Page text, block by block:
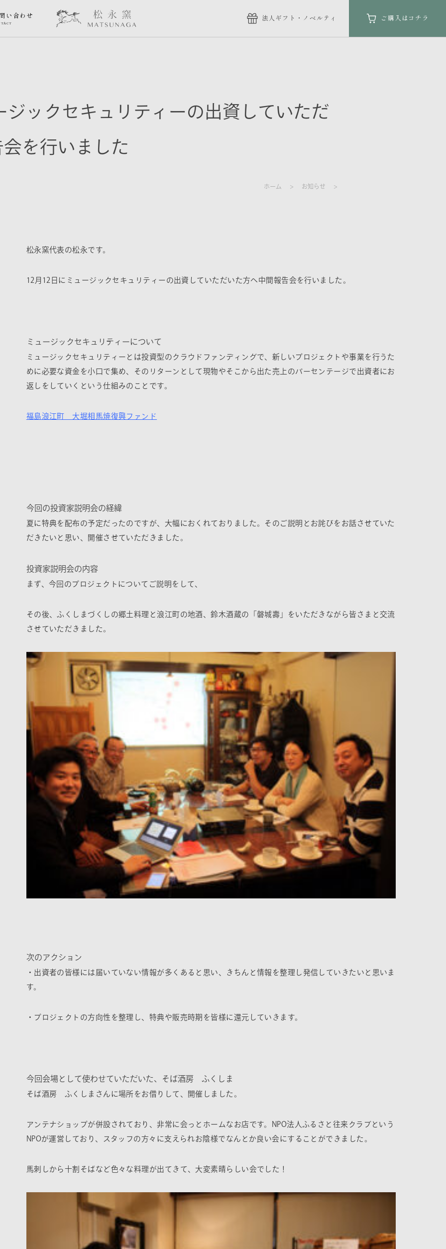
い合わせ 法人ギフト ・ノベルティ ご購入はコチラ
ジックセキュリティーの出資していただ
を行いました
ホーム お知らせ
松永窯代表の松永です。
12月12日にミュージックセキュリティーの出資していただいた方へ中間報告会を行いました。
ミュージックセキュリティーについて
ミュージックセキュリティーとは投資型のクラウドファンディングで、新しいプロジェクトや事業を行うた
めに必要な資金を小口で集め、そのリターンとして現物やそこから出た売上のパーセンテージで出資者にお
返しをしていくという仕組みのことです。
福島浪江町 大堀相馬焼復興ファンド
今回の投資家説明会の経緯
夏に特典を配布 の予定だったのですが、大幅におくれておりました。そのご説明とお詫びをお話させていた
だきたいと思い、開催させていただきました。
投資家説明会の内容
まず、今回のプロジェクトについてご説明をして、
その後、ふくしまづくしの郷土料理と浪江町の地酒、鈴木酒蔵の「磐城壽」をいただきながら皆さまと交流
させていただきました。
次のアクション
・出資者の皆様には届いていない情報が多くあると思い、きちんと情報を整理し発信していきたいと思いま
す。
・プロジェクトの方向性を整理し、特典や販売時期を皆様に還元していきます。
今回会場として使わせていただいた、そば酒房 ふくしま
そば酒房 ふくしまさんに場所をお借りして、開催しました。
アンテナショップが併設されており、非常に会っとホームなお店です。NPO法人ふるさ と往来クラブという
NPOが運営しており、スタッフの方々に支えられお陰様でなんとか良い会にすることができました。
馬刺しから十割そばなど色々な料理が出てきて、大変素晴らしい会でした！